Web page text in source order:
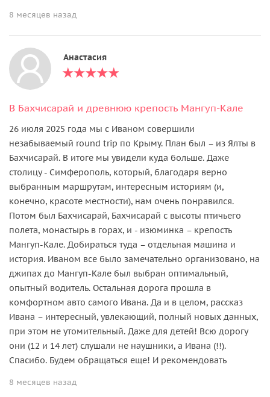
8 месяцев назад
Анастасия
В Бахчисарай и древнюю крепость Мангуп-Кале
26 июля 2025 года мы с Иваном совершили
незабываемый round trip по Крыму. План был – из Ялты в
Бахчисарай. В итоге мы увидели куда больше. Даже
столицу - Симферополь, который, благодаря верно
выбранным маршрутам, интересным историям (и,
конечно, красоте местности), нам очень понравился.
Потом был Бахчисарай, Бахчисарай с высоты птичьего
полета, монастырь в горах, и - изюминка – крепость
Мангуп-Кале. Добираться туда – отдельная машина и
история. Иваном все было замечательно организовано, на
джипах до Мангуп-Кале был выбран оптимальный,
опытный водитель. Остальная дорога прошла в
комфортном авто самого Ивана. Да и в целом, рассказ
Ивана – интересный, увлекающий, полный новых данных,
при этом не утомительный. Даже для детей! Всю дорогу
они (12 и 14 лет) слушали не наушники, а Ивана (!!).
Спасибо. Будем обращаться еще! И рекомендовать
8 месяцев назад